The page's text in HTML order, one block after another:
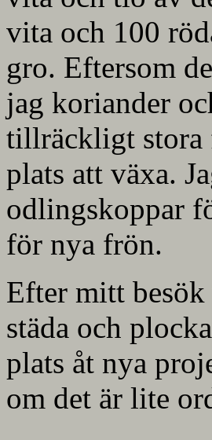
vita och 100
gro. Eftersom
jag koriander
tillräckligt stora
plats att växa.
odlingskoppar
för nya frön.
Efter mitt
städa och
plats åt nya
om det är lite